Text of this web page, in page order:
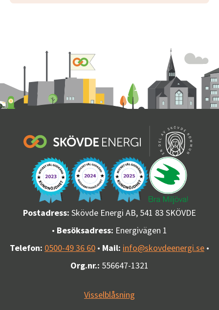
Postadress: Skövde Energi AB, 541 83 SKÖVDE
• Besöksadress: Energivägen 1
Telefon: 0500-49 36 60 • Mail: info@skovdeenergi.se •
Org.nr.: 556647-1321
Visselblåsning